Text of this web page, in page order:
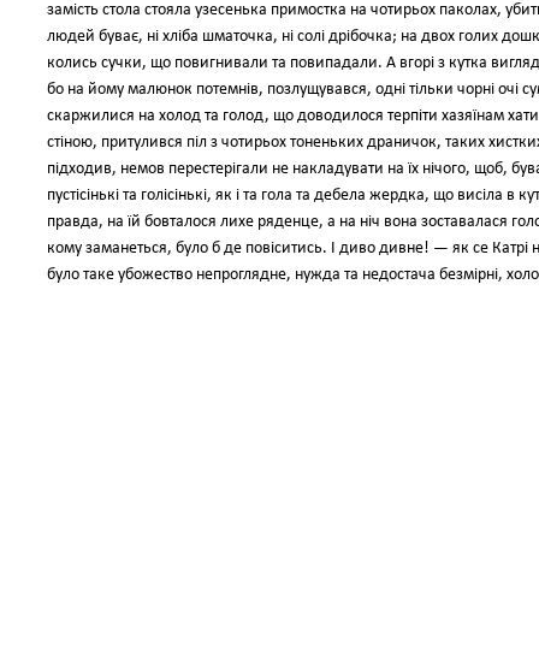
замість стола стояла узесенька примостка на чотирьох паколах,
людей буває, ні хліба шматочка, ні солі дрібочка; на двох голих
колись сучки, що повигнивали та повипадали. А вгорі з кутка
бо на йому малюнок потемнів, позлущувався, одні тільки чорні
скаржилися на холод та голод, що доводилося терпіти хазяїнам
стіною, притулився піл з чотирьох тоненьких драничок, таких
підходив, немов перестерігали не накладувати на їх нічого, щоб,
пустісінькі та голісінькі, як і та гола та дебела жердка, що висіла в
правда, на їй бовталося лихе ряденце, а на ніч вона зоставалася
кому заманеться, було б де повіситись. І диво дивне! — як се Катрі
було таке убожество непроглядне, нужда та недостача безмірні,